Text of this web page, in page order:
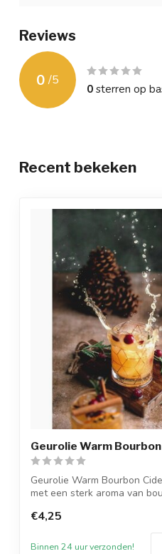
Reviews
0 /5
0sterren op
Recent bekeken
Geurolie Warm
Geurolie Warm Bourbon
met een sterk aroma van
€4,25
Binnen 24 uur verzonden!